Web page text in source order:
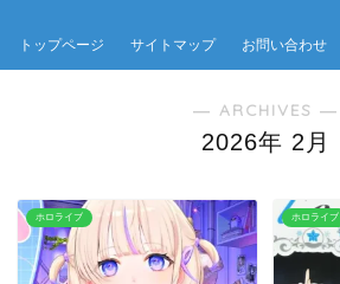
トップページ サイトマップ お問い合わせ
― ARCHIVES ―
2026年 2月
ホロライブ ホロライブ